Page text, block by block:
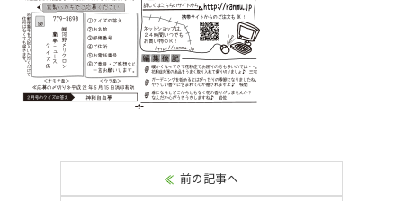
前の記事へ